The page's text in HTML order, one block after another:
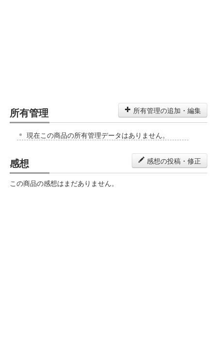
所有管理 所有管理の追加・編集
現在この商品の所有管理データはありません。
感想 感想の投稿・修正
この商品の感想はまだありません。